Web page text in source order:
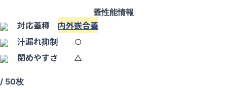
蓋性能情報
対応蓋種 内外嵌合蓋
汁漏れ抑制
○
閉めやすさ
△
50枚